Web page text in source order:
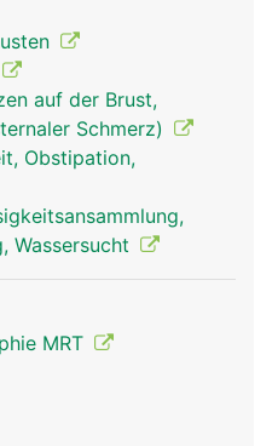
auf der Brust,
Schmerz)
Obstipation,
Wassersucht
MRT